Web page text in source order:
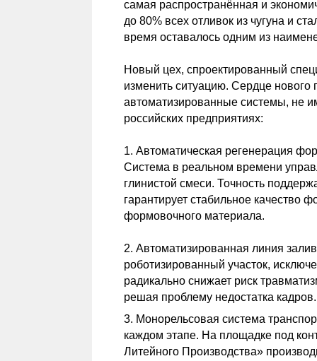
самая распространённая и
до 80% всех отливок из чугуна и
время оставалось одним из
Новый цех, спроектированный
изменить ситуацию. Сердце
автоматизированные системы, не
российских предприятиях:
1. Автоматическая регенерация
Система в реальном времени
глинистой смеси. Точность
гарантирует стабильное качество
формовочного материала.
2. Автоматизированная линия
роботизированный участок,
радикально снижает риск
решая проблему недостатка кадров.
3. Монорельсовая система
каждом этапе. На площадке под
Литейного Производства»